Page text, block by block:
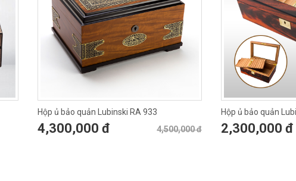
Hộp ủ bảo quản Lubinski RA 933
4,500,000 đ
4,300,000 đ
Hộp ủ bảo quản
2,300,000 đ